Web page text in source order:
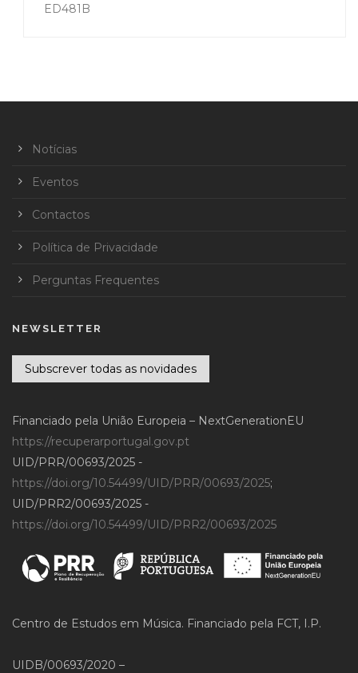
ED481B
Notícias
Eventos
Contactos
Política de Privacidade
Perguntas Frequentes
NEWSLETTER
Subscrever todas as novidades
Financiado pela União Europeia – NextGenerationEU
https://recuperarportugal.gov.pt
UID/PRR/00693/2025 -
https://doi.org/10.54499/UID/PRR/00693/2025;
UID/PRR2/00693/2025 -
https://doi.org/10.54499/UID/PRR2/00693/2025
Centro de Estudos em Música. Financiado pela FCT, I.P.
UIDB/00693/2020 –